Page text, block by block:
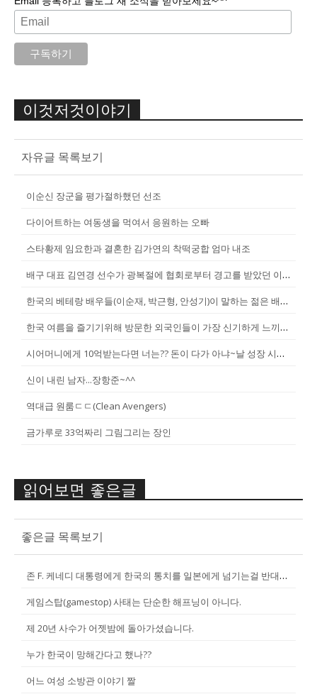
이것저것이야기
자유글 목록보기
이순신 장군을 평가절하했던 선조
다이어트하는 여동생을 먹여서 응원하는 오빠
스타황제 임요한과 결혼한 김가연의 착떡궁합 엄마 내조
배구 대표 김연경 선수가 광복절에 협회로부터 경고를 받았던 이유
한국의 베테랑 배우들(이순재, 박근형, 안성기)이 말하는 젊은 배우들
한국 여름을 즐기기위해 방문한 외국인들이 가장 신기하게 느끼는 것(암내가...
시어머니에게 10억받는다면 너는?? 돈이 다가 아냐~날 성장 시켜줄 남자...
신이 내린 남자...장항준~^^
역대급 원룸ㄷㄷ(Clean Avengers)
금가루로 33억짜리 그림그리는 장인
읽어보면 좋은글
좋은글 목록보기
존 F. 케네디 대통령에게 한국의 통치를 일본에게 넘기는걸 반대한 펄벅 ...
게임스탑(gamestop) 사태는 단순한 해프닝이 아니다.
제 20년 사수가 어젯밤에 돌아가셨습니다.
누가 한국이 망해간다고 했나??
어느 여성 소방관 이야기 짤